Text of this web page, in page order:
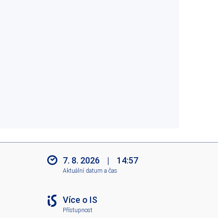
7. 8. 2026 | 14:57
Aktuální datum a čas
Více o IS
Přístupnost